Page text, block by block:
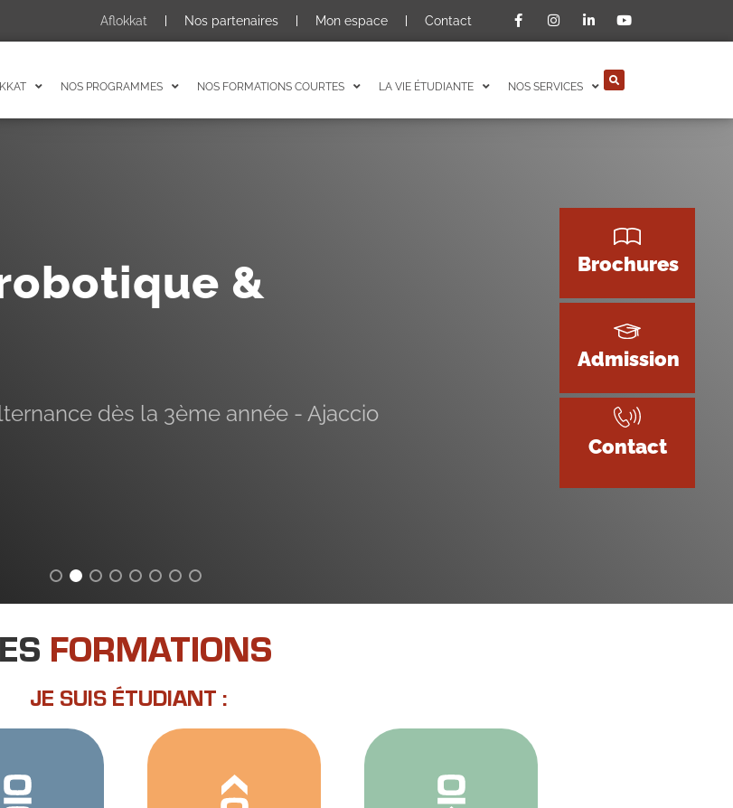
Aflokkat Nos partenaires Mon espace Contact
NOS PROGRAMMES NOS FORMATIONS COURTES LA VIE ÉTUDIANTE NOS SERVICES
Brochures
Admission
Contact
&
dès la 3ème année - Ajaccio
FORMATIONS
JE SUIS ÉTUDIANT :